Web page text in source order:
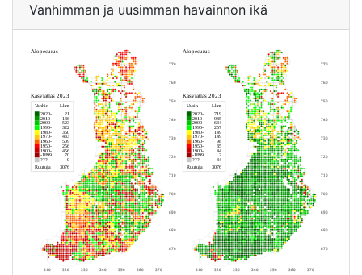
Vanhimman ja uusimman havainnon ikä